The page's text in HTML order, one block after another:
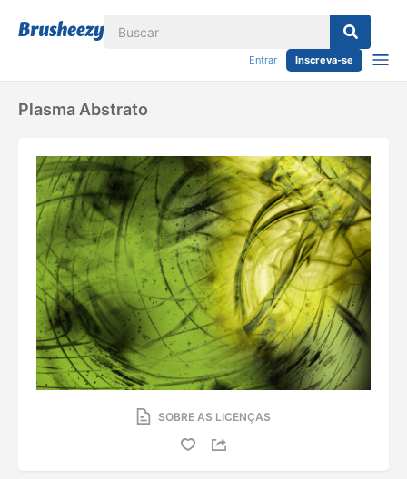
Entrar Inscreva-se
Plasma Abstrato
SOBRE AS LICENÇAS